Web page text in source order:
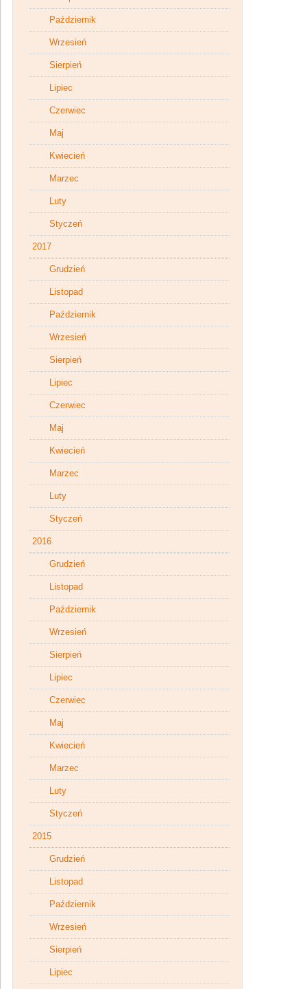
Październik
Wrzesień
Sierpień
Lipiec
Czerwiec
Maj
Kwiecień
Marzec
Luty
Styczeń
2017
Grudzień
Listopad
Październik
Wrzesień
Sierpień
Lipiec
Czerwiec
Maj
Kwiecień
Marzec
Luty
Styczeń
2016
Grudzień
Listopad
Październik
Wrzesień
Sierpień
Lipiec
Czerwiec
Maj
Kwiecień
Marzec
Luty
Styczeń
2015
Grudzień
Listopad
Październik
Wrzesień
Sierpień
Lipiec